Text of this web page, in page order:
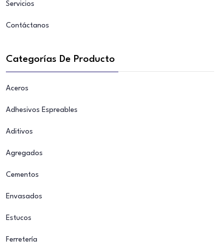
Servicios
Contáctanos
Categorías De Producto
Aceros
Adhesivos Espreables
Aditivos
Agregados
Cementos
Envasados
Estucos
Ferretería